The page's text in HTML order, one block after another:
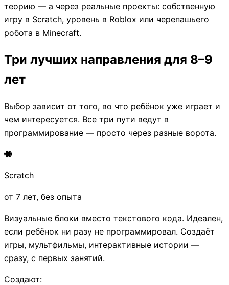
теорию — а через реальные проекты: собственную
игру в Scratch, уровень в Roblox или черепашьего
робота в Minecraft.
Три лучших направления для 8–9
лет
Выбор зависит от того, во что ребёнок уже играет и
чем интересуется. Все три пути ведут в
программирование — просто через разные ворота.
Scratch
от 7 лет, без опыта
Визуальные блоки вместо текстового кода. Идеален,
если ребёнок ни разу не программировал. Создаёт
игры, мультфильмы, интерактивные истории —
сразу, с первых занятий.
Создают: